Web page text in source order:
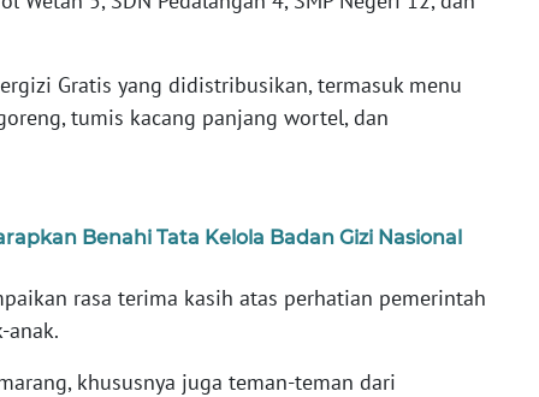
Gratis yang didistribusikan, termasuk menu
tumis kacang panjang wortel, dan
Benahi Tata Kelola Badan Gizi Nasional
rasa terima kasih atas perhatian pemerintah
anak.
khususnya juga teman-teman dari